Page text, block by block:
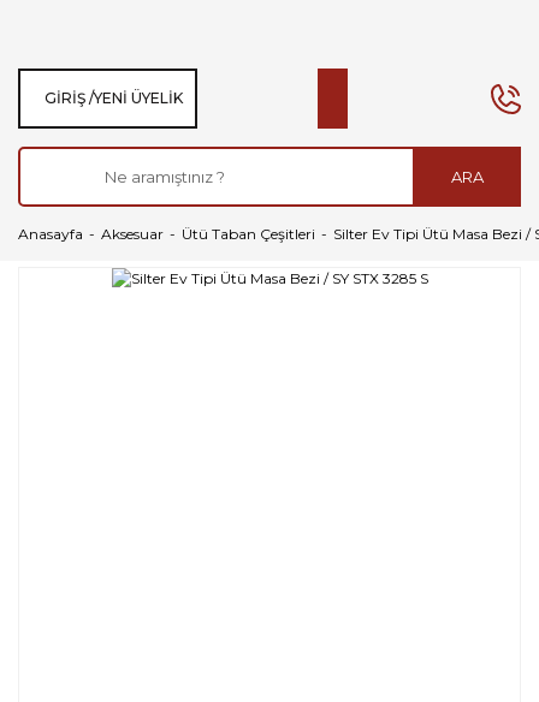
ARA
GIRIŞ /YENI ÜYELIK
Anasayfa Aksesuar Ütü Taban Çeşitleri Silter Ev Tipi Ütü Masa Bezi /